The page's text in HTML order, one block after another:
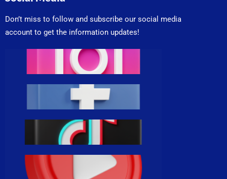
Don’t miss to follow and subscribe our social media
account to get the information updates!